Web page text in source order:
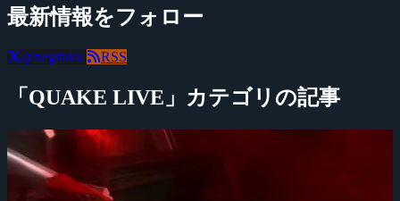
最新情報をフォロー
@negitaku RSS
「QUAKE LIVE」カテゴリの記事